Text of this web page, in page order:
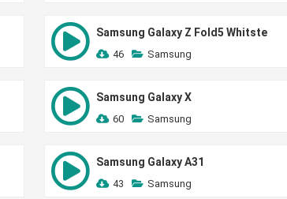
Samsung Galaxy Z Fold5 Whitste
46 Samsung
Samsung Galaxy X
60 Samsung
Samsung Galaxy A31
43 Samsung